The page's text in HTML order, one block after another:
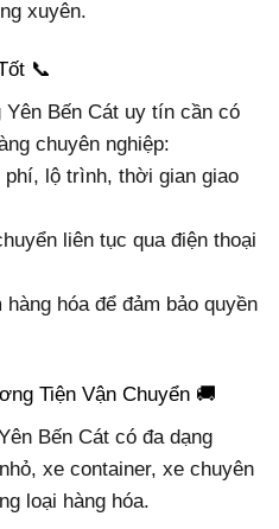
xuyên.
📞
Bến Cát uy tín cần có
chuyên nghiệp:
lộ trình, thời gian giao
liên tục qua điện thoại
hóa để đảm bảo quyền
Tiện Vận Chuyển 🚚
Bến Cát có đa dạng
xe container, xe chuyên
loại hàng hóa.